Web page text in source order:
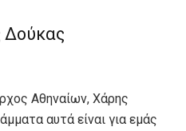
Δούκας
Αθηναίων, Χάρης
αυτά είναι για εμάς